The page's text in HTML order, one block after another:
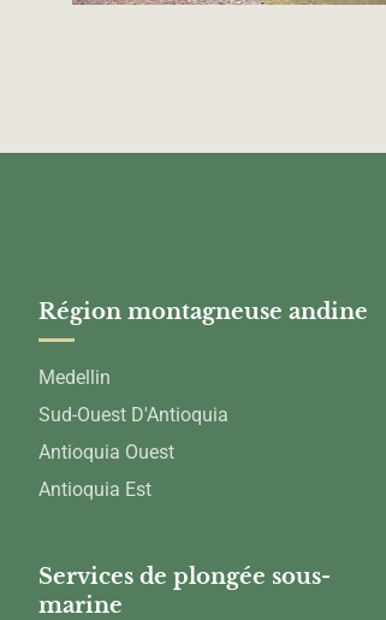
Région montagneuse andine
Medellin
Sud-Ouest D'Antioquia
Antioquia Ouest
Antioquia Est
Services de plongée sous-
marine